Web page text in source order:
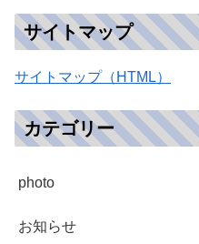
サイトマップ
サイトマップ（HTML）
カテゴリー
photo
お知らせ